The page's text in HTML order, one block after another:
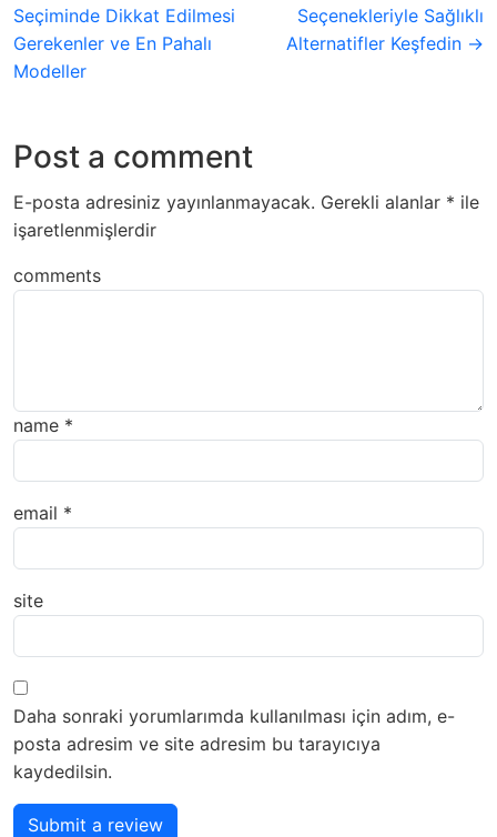
Seçiminde Dikkat Edilmesi
Gerekenler ve En Pahalı
Modeller
Seçenekleriyle Sağlıklı
Alternatifler Keşfedin →
Post a comment
E-posta adresiniz yayınlanmayacak. Gerekli alanlar * ile
işaretlenmişlerdir
comments
name *
email *
site
Daha sonraki yorumlarımda kullanılması için adım, e-
posta adresim ve site adresim bu tarayıcıya
kaydedilsin.
Submit a review